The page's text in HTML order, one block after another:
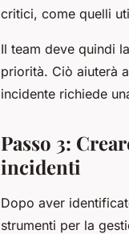
critici, come quelli
Il team deve quindi
priorità. Ciò aiuterà
incidente richiede
Passo 3:
incidenti
Dopo aver
strumenti per la